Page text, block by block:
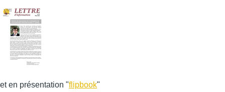
et en présentation "flipbook"